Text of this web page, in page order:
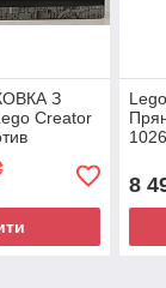
З
Creator
8